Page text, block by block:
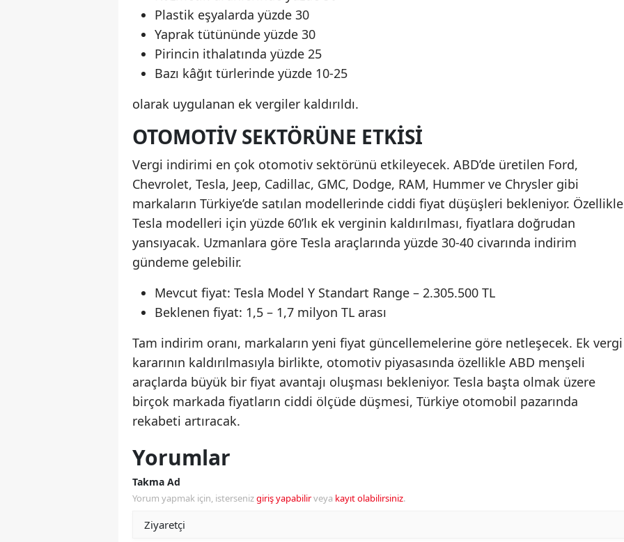
Plastik eşyalarda yüzde 30
Yaprak tütününde yüzde 30
Pirincin ithalatında yüzde 25
Bazı kâğıt türlerinde yüzde 10-25
olarak uygulanan ek vergiler kaldırıldı.
OTOMOTIV SEKTÖRÜNE ETKISI
Vergi indirimi en çok otomotiv sektörünü etkileyecek. ABD’de üretilen Ford,
Chevrolet, Tesla, Jeep, Cadillac, GMC, Dodge, RAM, Hummer ve Chrysler gibi
markaların Türkiye’de satılan modellerinde ciddi fiyat düşüşleri bekleniyor. Özellikle
Tesla modelleri için yüzde 60’lık ek verginin kaldırılması, fiyatlara doğrudan
yansıyacak. Uzmanlara göre Tesla araçlarında yüzde 30-40 civarında indirim
gündeme gelebilir.
Mevcut fiyat: Tesla Model Y Standart Range – 2.305.500 TL
Beklenen fiyat: 1,5 – 1,7 milyon TL arası
Tam indirim oranı, markaların yeni fiyat güncellemelerine göre netleşecek. Ek vergi
kararının kaldırılmasıyla birlikte, otomotiv piyasasında özellikle ABD menşeli
araçlarda büyük bir fiyat avantajı oluşması bekleniyor. Tesla başta olmak üzere
birçok markada fiyatların ciddi ölçüde düşmesi, Türkiye otomobil pazarında
rekabeti artıracak.
Yorumlar
Takma Ad
Yorum yapmak için, istersenizgiriş yapabilirveya kayıt olabilirsiniz.